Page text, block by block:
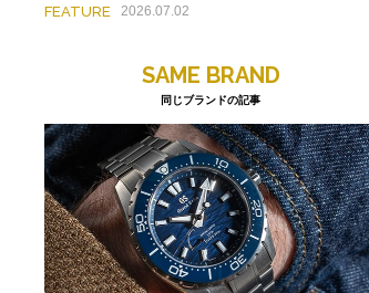
FEATURE 2026.07.02
SAME BRAND
同じブランドの記事